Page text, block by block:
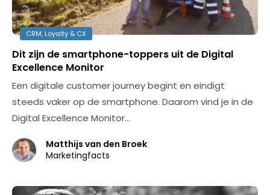
CRM, Loyalty & CX
Dit zijn de smartphone-toppers uit de Digital
Excellence Monitor
Een digitale customer journey begint en eindigt
steeds vaker op de smartphone. Daarom vind je in de
Digital Excellence Monitor…
Matthijs van den Broek
Marketingfacts